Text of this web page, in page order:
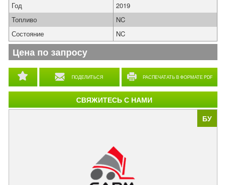
БУ
ПОДЕЛИТЬСЯ РАСПЕЧАТАТЬ В ФОРМАТЕ PDF
Год
2019
Топливо
NC
Состояние
NC
Цена по запросу
СВЯЖИТЕСЬ С НАМИ